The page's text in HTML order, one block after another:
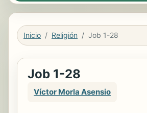
Inicio Religión Job 1-28
Job 1-28
Víctor Morla Asensio